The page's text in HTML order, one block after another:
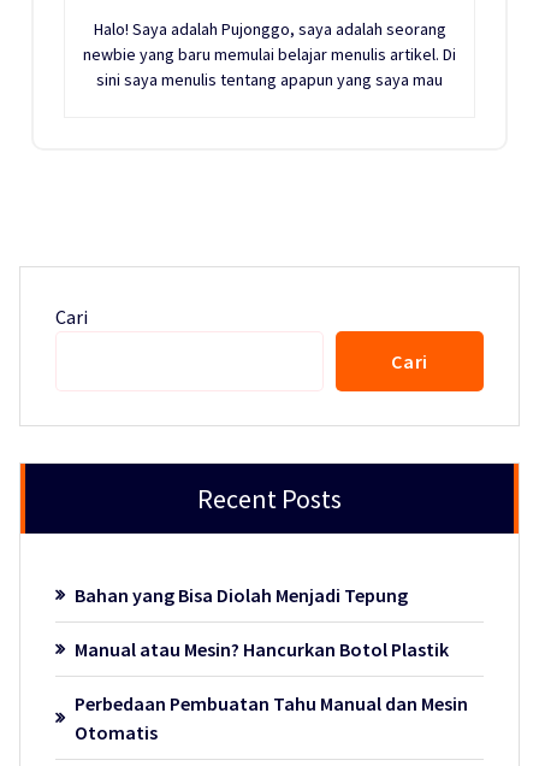
Halo! Saya adalah Pujonggo, saya adalah seorang
newbie yang baru memulai belajar menulis artikel. Di
sini saya menulis tentang apapun yang saya mau
Cari
Cari
Recent Posts
Bahan yang Bisa Diolah Menjadi Tepung
Manual atau Mesin? Hancurkan Botol Plastik
Perbedaan Pembuatan Tahu Manual dan Mesin
Otomatis